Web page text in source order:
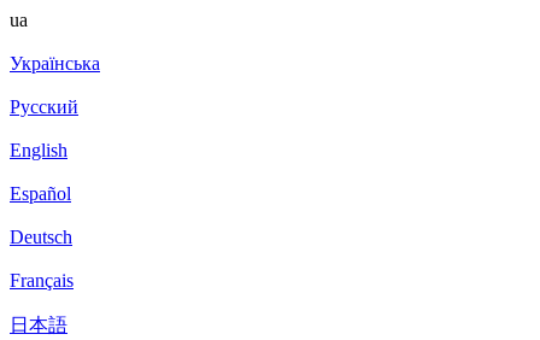
ua
Українська
Русский
English
Español
Deutsch
Français
日本語